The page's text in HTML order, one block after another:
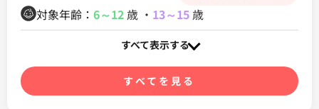
対象年齢：6～12 歳 ・ 13～15 歳
すべて表示する
すべてを見る